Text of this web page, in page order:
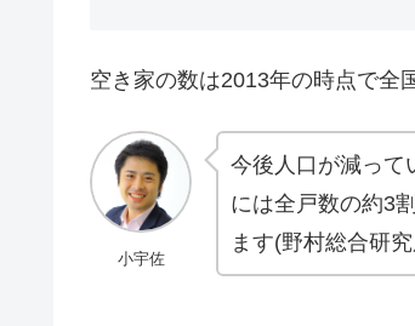
空き家の数は2013年の時点で全
小宇佐
今後人口が減って
には全戸数の約3
ます(野村総合研究